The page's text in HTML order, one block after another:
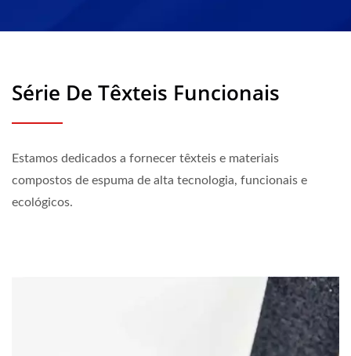
Série De Têxteis Funcionais
Estamos dedicados a fornecer têxteis e materiais
compostos de espuma de alta tecnologia, funcionais e
ecológicos.